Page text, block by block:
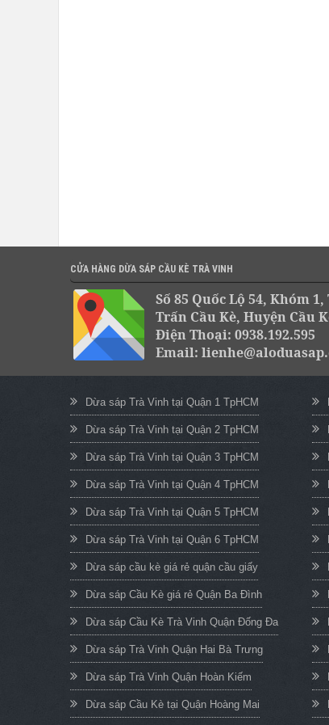
CỬA HÀNG DỪA SÁP CẦU KÈ TRÀ VINH
Số 85 Quốc Lộ 54, Khóm
Trấn Cầu Kè, Huyện Cầu
Điện Thoại: 0938.192.595
Email:
Dừa sáp Trà Vinh tại Quận 1 TpHCM
Dừa sáp Trà Vinh tại Quận 2 TpHCM
Dừa sáp Trà Vinh tại Quận 3 TpHCM
Dừa sáp Trà Vinh tại Quận 4 TpHCM
Dừa sáp Trà Vinh tại Quận 5 TpHCM
Dừa sáp Trà Vinh tại Quận 6 TpHCM
Dừa sáp cầu kè giá rẻ quận cầu giấy
Dừa sáp Cầu Kè giá rẻ Quận Ba Đình
Dừa sáp Cầu Kè Trà Vinh Quận Đống Đa
Dừa sáp Trà Vinh Quận Hai Bà Trưng
Dừa sáp Trà Vinh Quận Hoàn Kiếm
Dừa sáp Cầu Kè tại Quận Hoàng Mai